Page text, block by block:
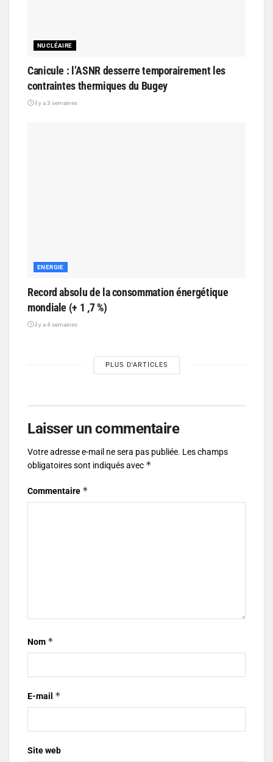
NUCLÉAIRE
Canicule : l’ASNR desserre temporairement les
contraintes thermiques du Bugey
il y a 3 semaines
ENERGIE
Record absolu de la consommation énergétique
mondiale (+ 1 ,7 %)
il y a 4 semaines
PLUS D'ARTICLES
Laisser un commentaire
Votre adresse e-mail ne sera pas publiée. Les champs
obligatoires sont indiqués avec *
Commentaire *
Nom *
E-mail *
Site web